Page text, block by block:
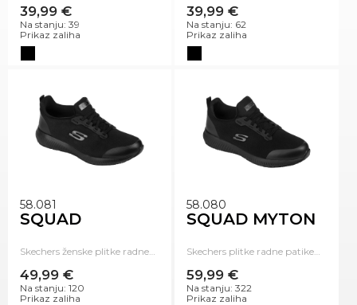
39,99 €
Na stanju: 39
Prikaz zaliha
39,99 €
Na stanju: 62
Prikaz zaliha
58.081
SQUAD
Skechers ženske plitke radne…
49,99 €
Na stanju: 120
Prikaz zaliha
58.080
SQUAD MYTON
Skechers plitke radne patike…
59,99 €
Na stanju: 322
Prikaz zaliha